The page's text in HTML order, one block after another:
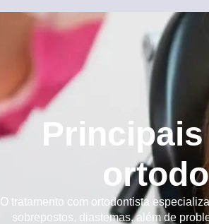
O tratamento com ortodontista
sobrepostos, diastemas, além de